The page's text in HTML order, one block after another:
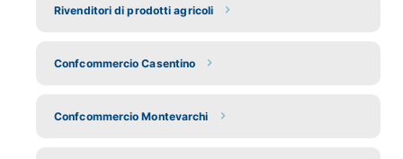
Rivenditori di prodotti agricoli
Confcommercio Casentino
Confcommercio Montevarchi